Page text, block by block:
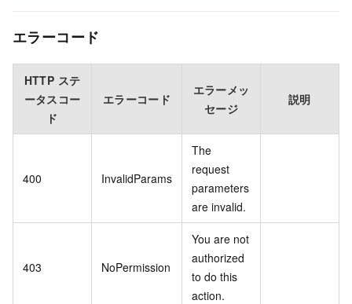
エラーコード
HTTP ステ
ータスコー
ド
エラーコード
エラーメッ
セージ
説明
400 InvalidParams
The
request
parameters
are invalid.
403 NoPermission
You are not
authorized
to do this
action.